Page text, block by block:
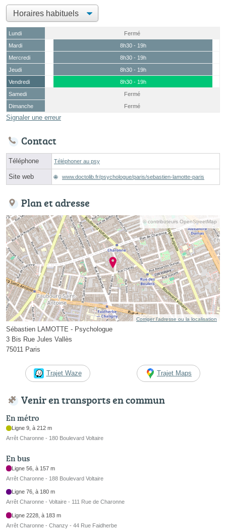
Lundi
Fermé
Mardi
8h30 - 19h
Mercredi
8h30 - 19h
Jeudi
8h30 - 19h
Vendredi
8h30 - 19h
Samedi
Fermé
Dimanche
Fermé
Signaler une erreur
Contact
Téléphone Téléphoner au psy
Site web www.doctolib.fr/psychologue/paris/sebastien-lamotte-paris
Plan et adresse
© contributeurs OpenStreetMap
Corriger l’adresse ou la localisation
Sébastien LAMOTTE - Psychologue
3 Bis Rue Jules Vallès
75011 Paris
Trajet Waze Trajet Maps
Venir en transports en commun
En métro
Ligne 9, à 212 m
Arrêt Charonne - 180 Boulevard Voltaire
En bus
Ligne 56, à 157 m
Arrêt Charonne - 188 Boulevard Voltaire
Ligne 76, à 180 m
Arrêt Charonne - Voltaire - 111 Rue de Charonne
Ligne 2228, à 183 m
Arrêt Charonne - Chanzy - 44 Rue Faidherbe